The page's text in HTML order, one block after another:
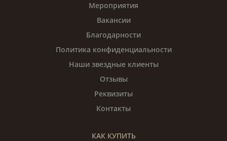
Мероприятия
Вакансии
Благодарности
Политика конфиденциальности
Наши звездные клиенты
Отзывы
Реквизиты
Контакты
КАК КУПИТЬ